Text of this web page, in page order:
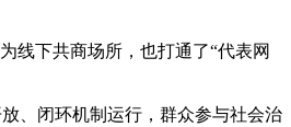
线下共商场所，也打通了“代表网
、闭环机制运行，群众参与社会治